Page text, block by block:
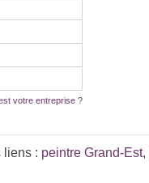
votre entreprise ?
liens : peintre Grand-Est,